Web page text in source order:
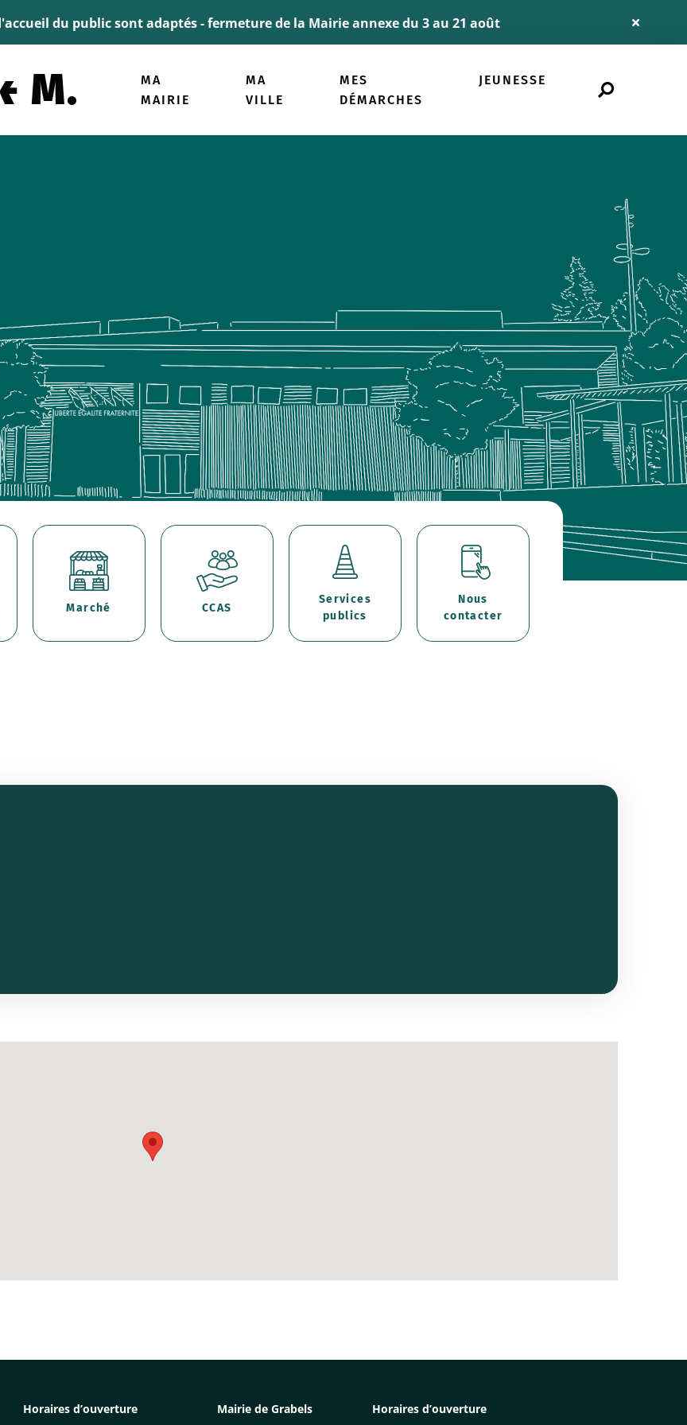
du public sont adaptés - fermeture de la Mairie annexe du 3 au 21 août
Fermer
Info
MA
MAIRIE
MA
VILLE
MES
DÉMARCHES
JEUNESSE
Marché CCAS
Services
publics
Nous
contacter
Horaires d’ouverture
Mairie de Grabels
Horaires d’ouverture